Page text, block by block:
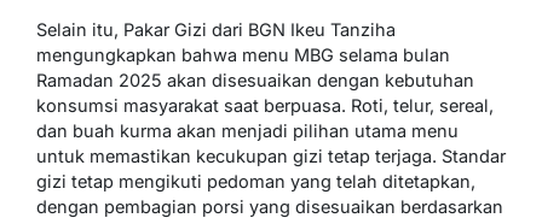
Selain itu, Pakar Gizi dari BGN Ikeu Tanziha
mengungkapkan bahwa menu MBG selama bulan
Ramadan 2025 akan disesuaikan dengan kebutuhan
konsumsi masyarakat saat berpuasa. Roti, telur, sereal,
dan buah kurma akan menjadi pilihan utama menu
untuk memastikan kecukupan gizi tetap terjaga. Standar
gizi tetap mengikuti pedoman yang telah ditetapkan,
dengan pembagian porsi yang disesuaikan berdasarkan